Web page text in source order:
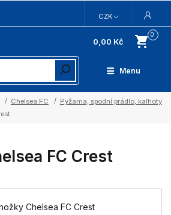
Menu
CZK
0
0,00 Kč
Chelsea FC
Pyžama, spodní prádlo, kalhoty
FC Crest